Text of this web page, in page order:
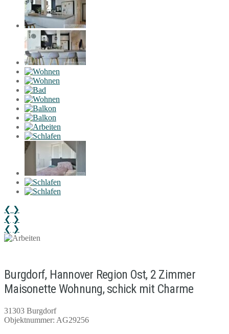
❮ ❯
❮ ❯
❮ ❯
Burgdorf, Hannover Region Ost, 2 Zimmer
Maisonette Wohnung, schick mit Charme
31303 Burgdorf
Objektnummer: AG29256